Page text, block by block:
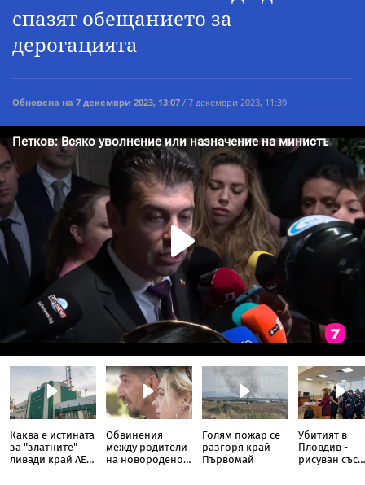
спазят обещанието за
дерогацията
Обновена на 7 декември 2023, 13:07 / 7 декември 2023, 11:39
Каква е истината
за "златните"
ливади край АЕЦ
Обвинения
между родители
на новородено и
Голям пожар се
разгоря край
Първомай
Убитият в
Пловдив -
рисуван със